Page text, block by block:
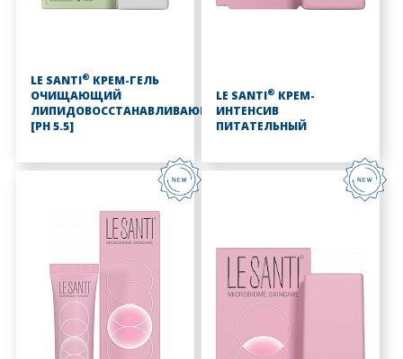
LE SANTI® КРЕМ-ГЕЛЬ
ОЧИЩАЮЩИЙ
ЛИПИДОВОССТАНАВЛИВАЮЩИЙ
[PH 5.5]
LE SANTI® КРЕМ-
ИНТЕНСИВ
ПИТАТЕЛЬНЫЙ